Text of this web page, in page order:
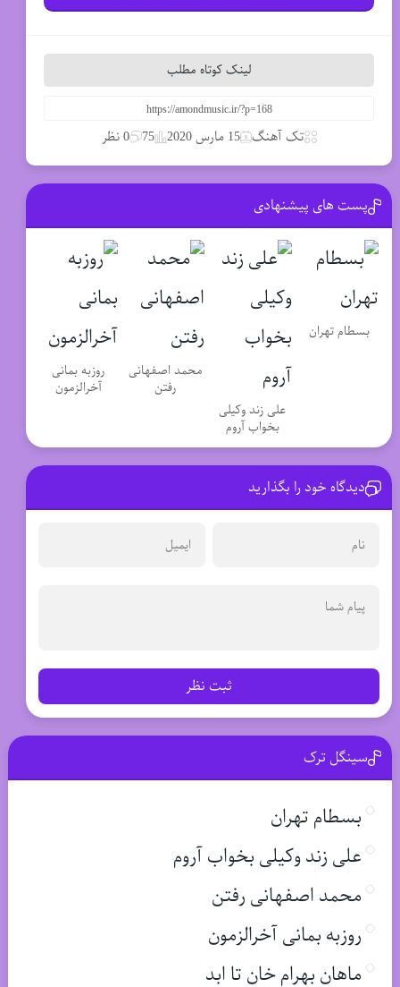
لینک کوتاه مطلب
تک آهنگ 15 مارس 2020 75 0 نظر
پست های پیشنهادی
بسطام تهران
علی زند وکیلی
بخواب آروم
محمد اصفهانی
رفتن
روزبه بمانی
آخرالزمون
دیدگاه خود را بگذارید
ثبت نظر
سینگل ترک
بسطام تهران
علی زند وکیلی بخواب آروم
محمد اصفهانی رفتن
روزبه بمانی آخرالزمون
ماهان بهرام خان تا ابد